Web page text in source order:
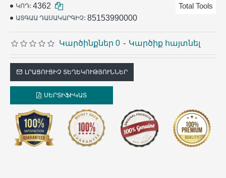
ԿՈԴ: 4362
ԱՏԳԱԱ ԴԱՍԱԿԱՐԳԻՉ: 85153990000
Total Tools
Կարծինքներ 0 - Կարծիք հայտնել
ԼՐԱՑՈՒՑԻՉ ՏԵՂԵԿՈՒԹՅՈՒՆՆԵՐ
ՍԵՐՏԻՖԻԿԱՏ